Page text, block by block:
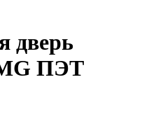
дверь
ПЭТ